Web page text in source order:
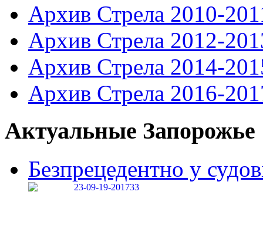
Архив Стрела 2010-
Архив Стрела 2012-
Архив Стрела 2014-
Архив Стрела 2016-
Актуальные Запорожье
Безпрецедентно у